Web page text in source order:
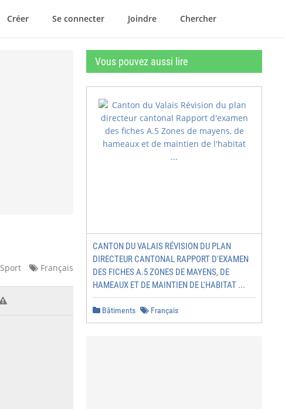
Créer Se connecter Joindre Chercher
Sport Français
Vous pouvez aussi lire
CANTON DU VALAIS RÉVISION DU PLAN
DIRECTEUR CANTONAL RAPPORT D'EXAMEN
DES FICHES A.5 ZONES DE MAYENS, DE
HAMEAUX ET DE MAINTIEN DE L'HABITAT ...
Bâtiments Français